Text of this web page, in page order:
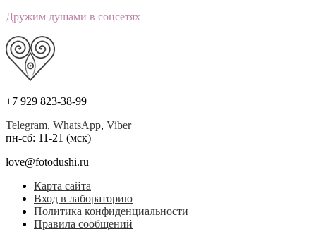
Дружим душами в соцсетях
+7 929 823-38-99
Telegram, WhatsApp, Viber
пн-сб: 11-21 (мск)
love@fotodushi.ru
Карта сайта
Вход в лабораторию
Политика конфиденциальности
Правила сообщений